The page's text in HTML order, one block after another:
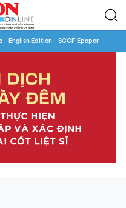
English Edition SGGP Epaper